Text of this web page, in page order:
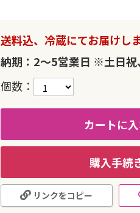
送料込、冷蔵にてお届けしま
納期：2～5営業日 ※土日祝
個数
カートに
購入手続
リンクをコピー